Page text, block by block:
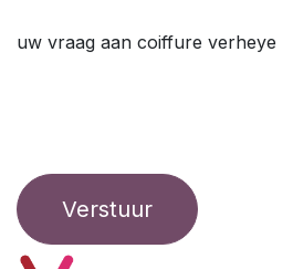
uw vraag aan coiffure verheye
Verstuur